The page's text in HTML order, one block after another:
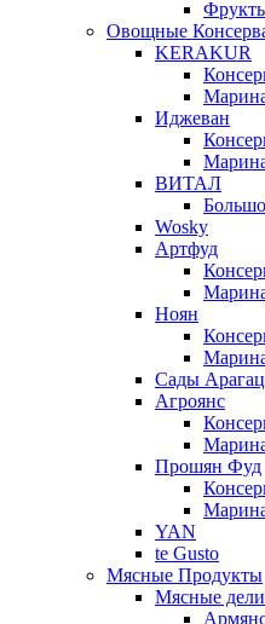
Овощные
KERAKUR
Иджеван
ВИТАЛ
Wosky
Артфуд
Ноян
Сады
Агроянс
Прошян Фуд
YAN
te Gusto
Мясные Продукты
Мясные